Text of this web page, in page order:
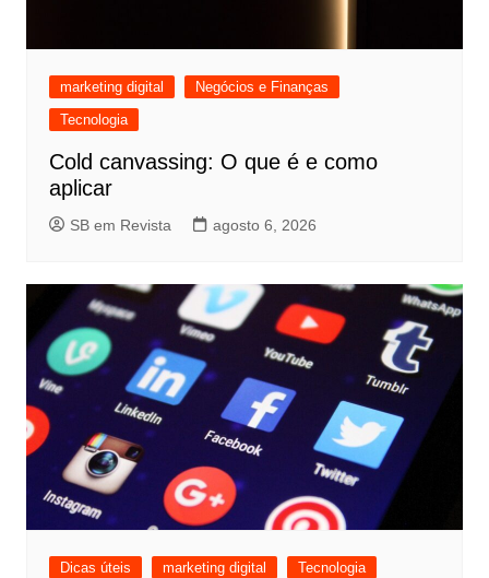
marketing digital
Negócios e Finanças
Tecnologia
Cold canvassing: O que é e como
aplicar
SB em Revista agosto 6, 2026
Dicas úteis marketing digital Tecnologia